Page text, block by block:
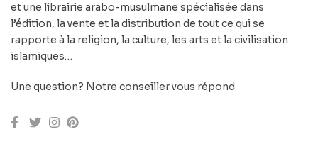
et une librairie arabo-musulmane spécialisée dans
l’édition, la vente et la distribution de tout ce qui se
rapporte à la religion, la culture, les arts et la civilisation
islamiques…
Une question? Notre conseiller vous répond